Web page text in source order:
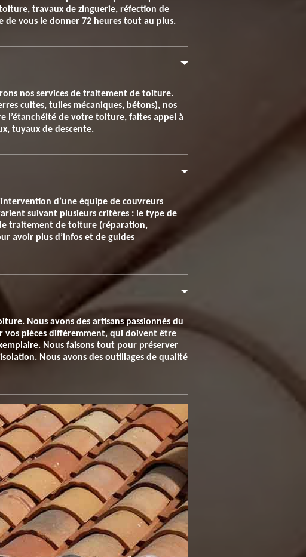
travaux de zinguerie, réfection de
vous le donner 72 heures tout au plus.
nos services de traitement de toiture.
cuites, tuiles mécaniques, bétons), nos
l’étanchéité de votre toiture, faites appel à
tuyaux de descente.
d’une équipe de couvreurs
suivant plusieurs critères : le type de
traitement de toiture (réparation,
avoir plus d’infos et de guides
Nous avons des artisans passionnés du
vos pièces différemment, qui doivent être
Nous faisons tout pour préserver
Nous avons des outillages de qualité